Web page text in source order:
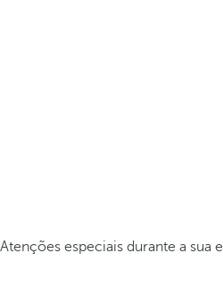
Atenções especiais durante a sua